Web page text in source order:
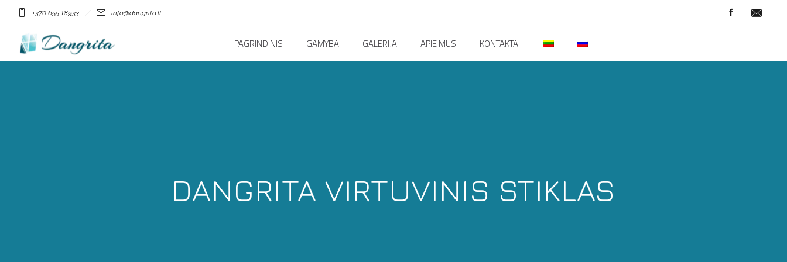
+370 655 18933 info@dangrita.lt
PAGRINDINIS GAMYBA GALERIJA APIE MUS KONTAKTAI
DANGRITA VIRTUVINIS STIKLAS